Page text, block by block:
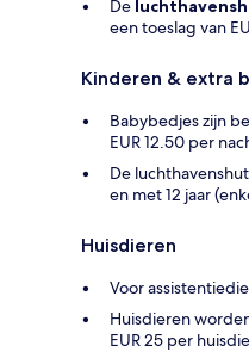
De
een toeslag van
Kinderen & extra
Babybedjes zijn
EUR 12.50 per
De
en met 12 jaar
Huisdieren
Voor
Huisdieren
EUR 25 per